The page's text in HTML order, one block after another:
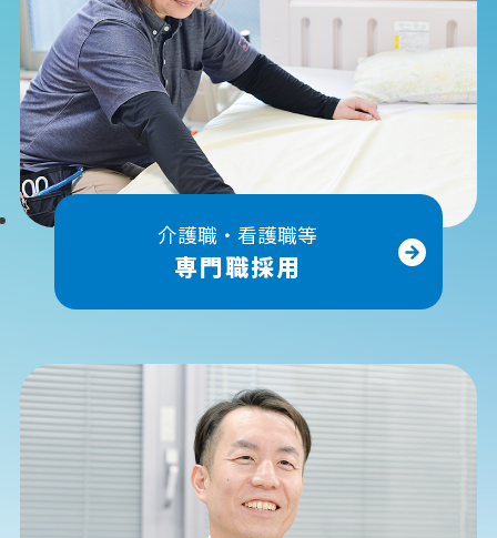
介護職・看護職等
専門職採用